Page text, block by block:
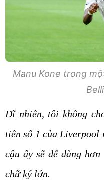
Manu Kone trong
Dĩ nhiên, tôi không
tiên số 1 của Liverpool
cậu ấy sẽ dễ dàng
chữ ký lớn.